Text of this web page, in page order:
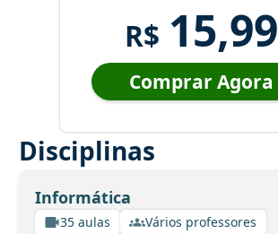
R$ 15,99
Comprar Agora
Disciplinas
Informática
35 aulas
Vários professores